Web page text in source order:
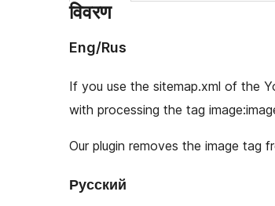
विवरण
Eng/Rus
If you use the sitemap.xml of the
with processing the tag
Our plugin removes the image tag
Русский